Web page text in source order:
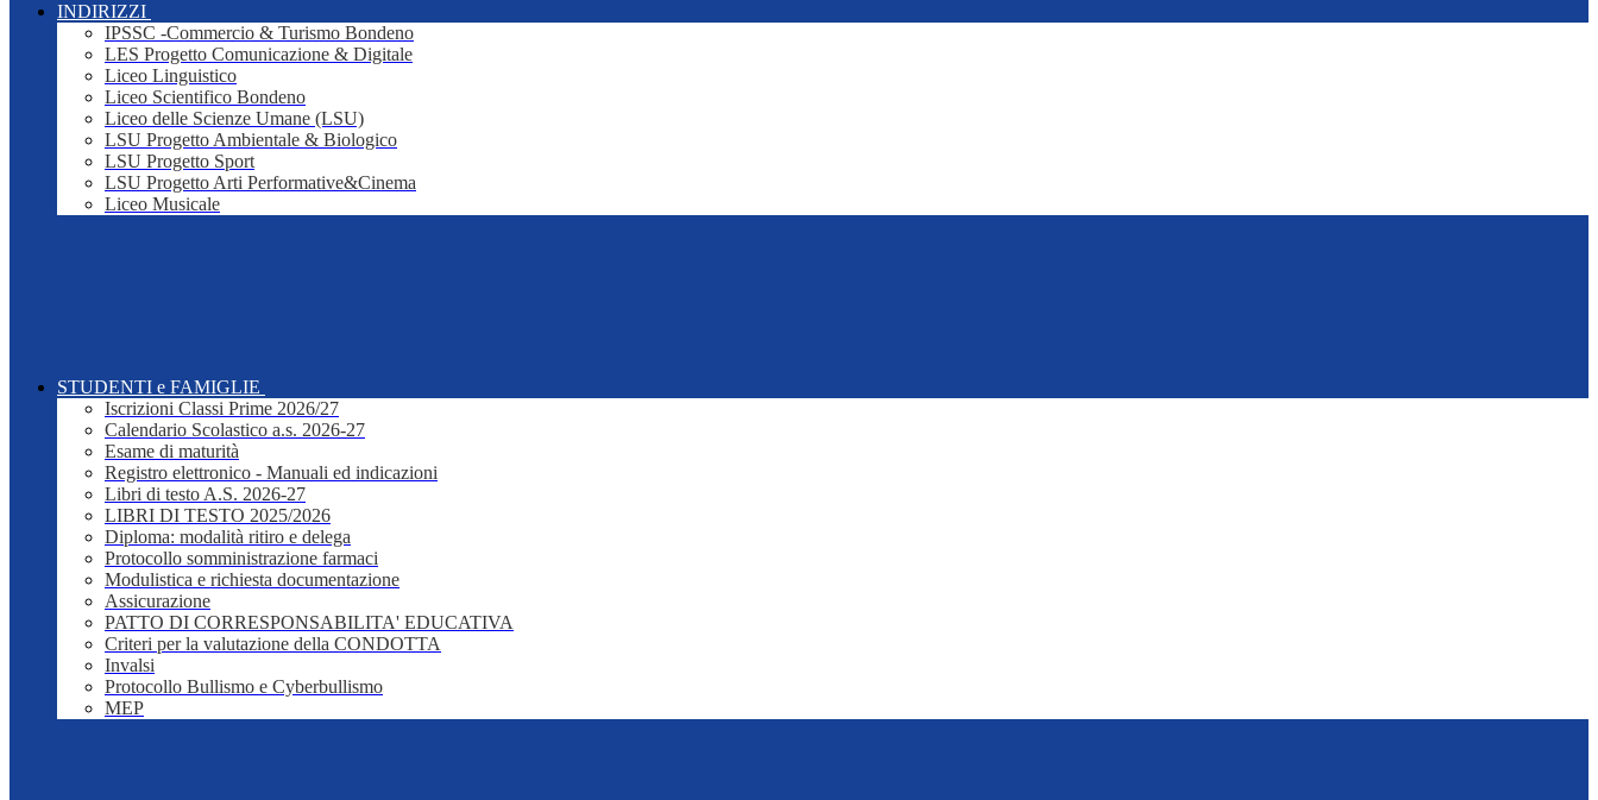
INDIRIZZI
IPSSC -Commercio & Turismo Bondeno
LES Progetto Comunicazione & Digitale
Liceo Linguistico
Liceo Scientifico Bondeno
Liceo delle Scienze Umane (LSU)
LSU Progetto Ambientale & Biologico
LSU Progetto Sport
LSU Progetto Arti Performative&Cinema
Liceo Musicale
STUDENTI e FAMIGLIE
Iscrizioni Classi Prime 2026/27
Calendario Scolastico a.s. 2026-27
Esame di maturità
Registro elettronico - Manuali ed indicazioni
Libri di testo A.S. 2026-27
LIBRI DI TESTO 2025/2026
Diploma: modalità ritiro e delega
Protocollo somministrazione farmaci
Modulistica e richiesta documentazione
Assicurazione
PATTO DI CORRESPONSABILITA' EDUCATIVA
Criteri per la valutazione della CONDOTTA
Invalsi
Protocollo Bullismo e Cyberbullismo
MEP